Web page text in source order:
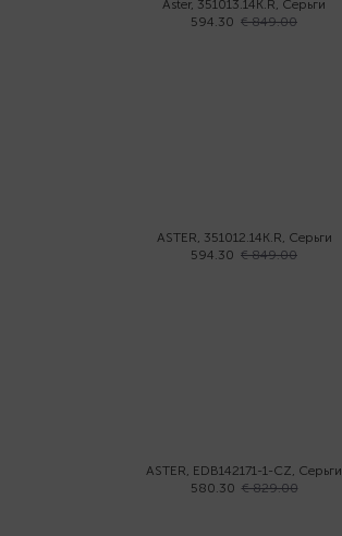
Aster, 351013.14K.R, Серьги
594.30 € 849.00
ASTER, 351012.14K.R, Серьги
594.30 € 849.00
ASTER, EDB142171-1-CZ, Серьги
580.30 € 829.00